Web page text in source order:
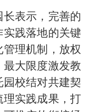
表示，完善的
践落地的关键
理机制，放权
大限度激发教
校结对共建契
实践成果，打